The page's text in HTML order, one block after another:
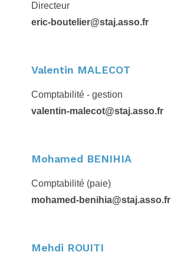
Directeur
eric-boutelier@staj.asso.fr
Valentin MALECOT
Comptabilité - gestion
valentin-malecot@staj.asso.fr
Mohamed BENIHIA
Comptabilité (paie)
mohamed-benihia@staj.asso.fr
Mehdi ROUITI